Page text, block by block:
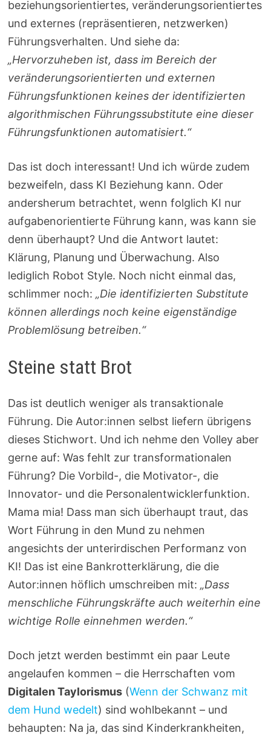
beziehungsorientiertes, veränderungsorientiertes
und externes (repräsentieren, netzwerken)
Führungsverhalten. Und siehe da:
„Hervorzuheben ist, dass im Bereich der
veränderungsorientierten und externen
Führungsfunktionen keines der identifizierten
algorithmischen Führungssubstitute eine dieser
Führungsfunktionen automatisiert.“
Das ist doch interessant! Und ich würde zudem
bezweifeln, dass KI Beziehung kann. Oder
andersherum betrachtet, wenn folglich KI nur
aufgabenorientierte Führung kann, was kann sie
denn überhaupt? Und die Antwort lautet:
Klärung, Planung und Überwachung. Also
lediglich Robot Style. Noch nicht einmal das,
schlimmer noch:„Die identifizierten Substitute
können allerdings noch keine eigenständige
Problemlösung betreiben.“
Steine statt Brot
Das ist deutlich weniger als transaktionale
Führung. Die Autor:innen selbst liefern übrigens
dieses Stichwort. Und ich nehme den Volley aber
gerne auf: Was fehlt zur transformationalen
Führung? Die Vorbild-, die Motivator-, die
Innovator- und die Personalentwicklerfunktion.
Mama mia! Dass man sich überhaupt traut, das
Wort Führung in den Mund zu nehmen
angesichts der unterirdischen Performanz von
KI! Das ist eine Bankrotterklärung, die die
Autor:innen höflich umschreiben mit:„Dass
menschliche Führungskräfte auch weiterhin eine
wichtige Rolle einnehmen werden.“
Doch jetzt werden bestimmt ein paar Leute
angelaufen kommen – die Herrschaften vom
Digitalen Taylorismus (Wenn der Schwanz mit
dem Hund wedelt) sind wohlbekannt – und
behaupten: Na ja, das sind Kinderkrankheiten,